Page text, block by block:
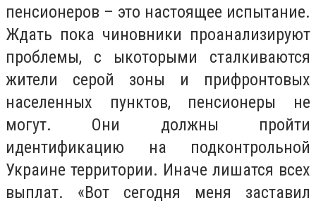
пенсионеров – это настоящее испытание.
Ждать пока чиновники проанализируют
проблемы, с ыкоторыми сталкиваются
жители серой зоны и прифронтовых
населенных пунктов, пенсионеры не
могут. Они должны пройти
идентификацию на подконтрольной
Украине территории. Иначе лишатся всех
выплат. «Вот сегодня меня заставил